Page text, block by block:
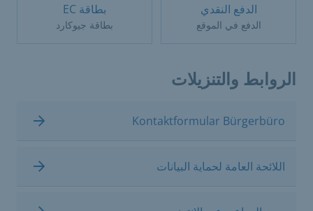
الدفع النقدي
الدفع في الموقع
بطاقة EC
بطاقة جيوكارد
الروابط والتنزيلات
Kontaktformular Bürgerbüro
اللائحة العامة لحماية البيانات